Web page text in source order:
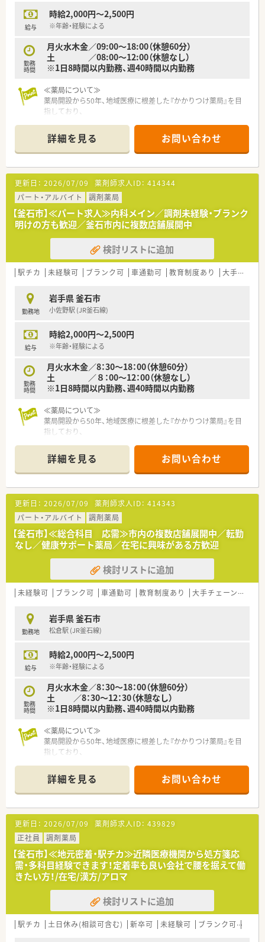
でなく人間力を向上させる社内研修も実施。もちろん薬剤師と
しての認定取得に向けた研修や研究発表なども積極的に行って
給与
時給2,000円～2,500円
※年齢・経験による
勤務
時間
月火水木金／09:00～18:00（休憩60分）
土 ／08:00～12:00（休憩なし）
※1日8時間以内勤務、週40時間以内勤務
≪薬局について≫
薬局開設から50年、地域医療に根差した『かかりつけ薬局』を目
指しており、
です。
学校薬剤師や、スポーツクラブサポーターなど、
地域社会との関わりを大切にしている薬局です。
住宅手当もあり、社員を支え気持ちよく働ける制度も充実。契約
社員もご相談ください。
詳細を見る お問い合わせ
更新日： 2026/07/09 薬剤師求人ID： 414344
パート・アルバイト
調剤薬局
【釜石市】≪パート求人≫内科メイン／調剤未経験・ブランク
明けの方も歓迎／釜石市内に複数店舗展開中
検討リストに追加
駅チカ 未経験可 ブランク可 車通勤可 教育制度あり 大手チェーン以外
勤務地
岩手県 釜石市
小佐野駅 (JR釜石線)
給与
時給2,000円～2,500円
※年齢・経験による
勤務
時間
月火水木金／8：30～18：00（休憩60分）
土 ／８：00～12：00（休憩なし）
※1日8時間以内勤務、週40時間以内勤務
≪薬局について≫
薬局開設から50年、地域医療に根差した『かかりつけ薬局』を目
指しており、
です。
学校薬剤師や、スポーツクラブサポーターなど、
地域社会との関わりを大切にしている薬局です。
住宅手当もあり、社員を支え気持ちよく働ける制度も充実。契約
社員もご相談ください。
詳細を見る お問い合わせ
更新日： 2026/07/09 薬剤師求人ID： 414343
パート・アルバイト
調剤薬局
【釜石市】≪総合科目 応需≫市内の複数店舗展開中／転勤
なし／健康サポート薬局／在宅に興味がある方歓迎
検討リストに追加
未経験可 ブランク可 車通勤可 教育制度あり 大手チェーン以外
勤務地
岩手県 釜石市
松倉駅 (JR釜石線)
給与
時給2,000円～2,500円
※年齢・経験による
勤務
時間
月火水木金／8：30～18：00（休憩60分）
土 ／8：30～12：30（休憩なし）
※1日8時間以内勤務、週40時間以内勤務
≪薬局について≫
薬局開設から50年、地域医療に根差した『かかりつけ薬局』を目
指しており、
です。
スポーツファーマシスト等先進的な活動が評価されており、
さらに学校薬剤師や、在宅など、地域社会との関わりも大切にし
ている薬局です。
駅前中心部に位置しており地元の皆様が多く訪れるエリアの薬
局です。
詳細を見る お問い合わせ
更新日： 2026/07/09 薬剤師求人ID： 439829
正社員
調剤薬局
【釜石市】≪地元密着・駅チカ≫近隣医療機関から処方箋応
需・多科目経験できます！定着率も良い会社で腰を据えて働
きたい方！/在宅/漢方/アロマ
検討リストに追加
駅チカ 土日休み(相談可含む) 新卒可 未経験可 ブランク可